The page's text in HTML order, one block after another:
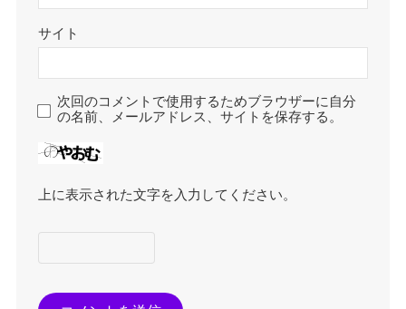
サイト
次回のコメントで使用するためブラウザーに自分
の名前、メールアドレス、サイトを保存する。
上に表示された文字を入力してください。